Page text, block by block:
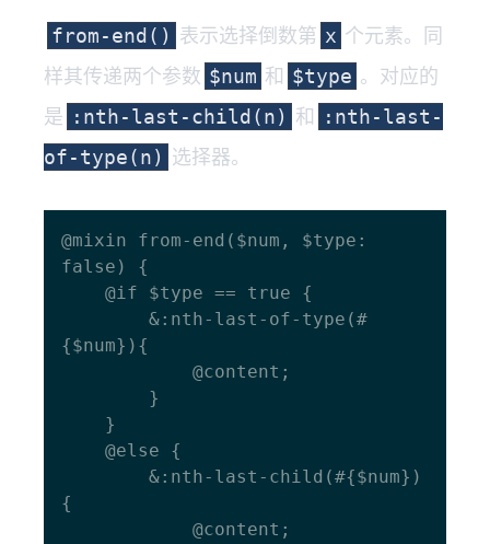
from-end() 表示选择倒数第 x 个元素。同
样其传递两个参数 $num 和 $type 。对应的
是 :nth-last-child(n) 和
:nth-last-
of-type(n) 选择器。
@mixin from-end($num, $type:
false) {
{$num}){
{